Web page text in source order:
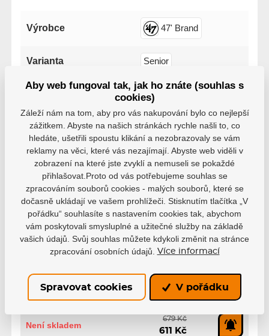
Výrobce 47' Brand
Varianta Senior
Boston Bruins
Edmonton Oilers
Varianty
Senior, Boston Bruins, HS24
EAN: 197172536915
Není skladem
679 Kč
Senior, Edmonton Oilers,
HS24
Není skladem
679 Kč
611 Kč
Aby web fungoval tak, jak ho znáte (souhlas s
cookies)
Záleží nám na tom, aby pro vás nakupování bylo co nejlepší
zážitkem. Abyste na našich stránkách rychle našli to, co
hledáte, ušetřili spoustu klikání a nezobrazovaly se vám
reklamy na věci, které vás nezajímají. Abyste web viděli v
zobrazení na které jste zvyklí a nemuseli se pokaždé
přihlašovat.Proto od vás potřebujeme souhlas se
zpracováním souborů cookies - malých souborů, které se
dočasně ukládají ve vašem prohlížeči. Stisknutím tlačítka „V
pořádku“ souhlasíte s nastavením cookies tak, abychom
vám poskytovali smysluplné a užitečné služby na základě
vašich údajů. Svůj souhlas můžete kdykoli změnit na stránce
zpracování osobních údajů.
Více informací
Spravovat cookies V pořádku